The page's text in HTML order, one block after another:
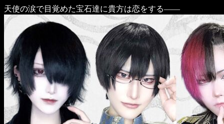
天使の涙で目覚めた宝石達に貴方は恋をする――